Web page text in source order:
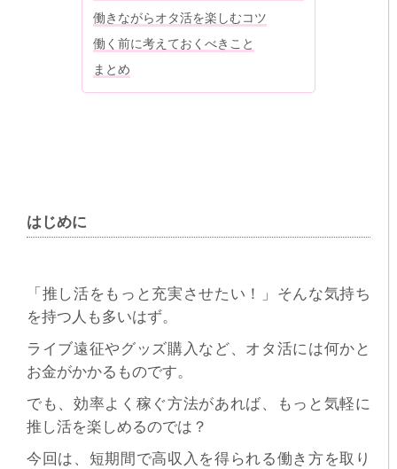
働きながらオタ活を楽しむコツ
働く前に考えておくべきこと
まとめ
はじめに
「推し活をもっと充実させたい！」そんな気持ち
を持つ人も多いはず。
ライブ遠征やグッズ購入など、オタ活には何かと
お金がかかるものです。
でも、効率よく稼ぐ方法があれば、もっと気軽に
推し活を楽しめるのでは？
今回は、短期間で高収入を得られる働き方を取り